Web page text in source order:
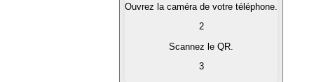
Convertissez vos cryptomonnaies en monnaie
Ouvrez la caméra de votre téléphone.
2
Scannez le QR.
3